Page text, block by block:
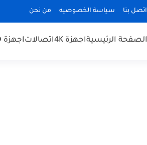
اتصل بنا سياسة الخصوصيه من نحن
الصفحة الرئيسيةاجهزة 4K اتصالاتاجهزة HD